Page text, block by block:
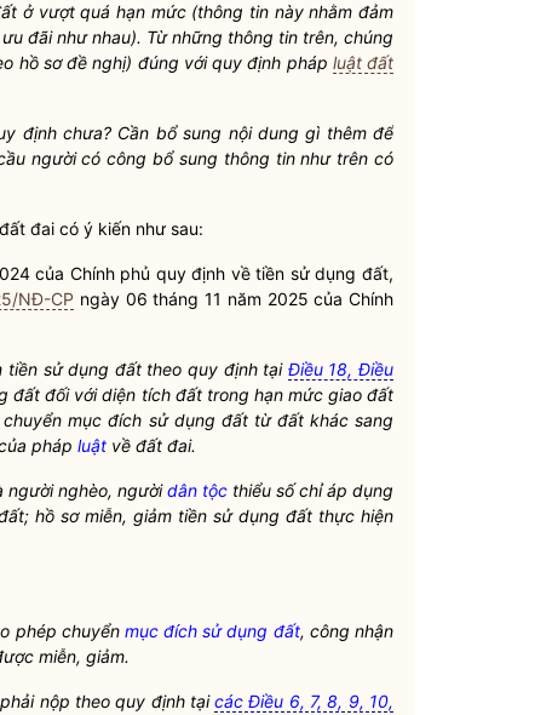
ở vượt quá hạn mức (thông tin này nhằm đảm
đãi như nhau). Từ những thông tin trên, chúng
hồ sơ đề nghị) đúng với quy định pháp luật đất
định chưa? Cần bổ sung nội dung gì thêm để
người có công bổ sung thông tin như trên có
đai có ý kiến như sau:
của Chính phủ quy định về tiền sử dụng đất,
NĐ-CP ngày 06 tháng 11 năm 2025 của Chính
tiền sử dụng đất theo quy định tại Điều 18, Điều
đất đối với diện tích đất trong hạn mức giao đất
chuyểnmục đích sử dụng đấttừ đất khác sang
pháp luật về đất đai.
người nghèo, ngườidân tộcthiểu số chỉ áp dụng
hồ sơ miễn, giảm tiền sử dụng đất thực hiện
phép chuyển mục đích sử dụng đất, công nhận
miễn, giảm.
nộp theo quy định tạicác Điều 6, 7, 8, 9, 10,